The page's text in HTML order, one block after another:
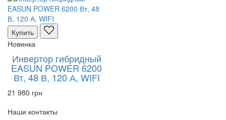
Купить
Новинка
Инвертор гибридный
EASUN POWER 6200
Вт, 48 В, 120 А, WIFI
21 980 грн
Наши контакты